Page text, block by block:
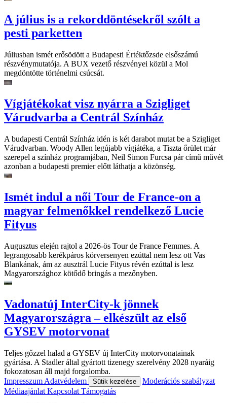
A július is a rekorddöntésekről szólt a
pesti parketten
Júliusban ismét erősödött a Budapesti Értéktőzsde elsőszámú
részvénymutatója. A BUX vezető részvényei közül a Mol
megdöntötte történelmi csúcsát.
Vígjátékokat visz nyárra a Szigliget
Várudvarba a Centrál Színház
A budapesti Centrál Színház idén is két darabot mutat be a Szigliget
Várudvarban. Woody Allen legújabb vígjátéka, a Tiszta őrület már
szerepel a színház programjában, Neil Simon Furcsa pár című művét
azonban a budapesti premier előtt láthatja a közönség.
Ismét indul a női Tour de France-on a
magyar felmenőkkel rendelkező Lucie
Fityus
Augusztus elején rajtol a 2026-ös Tour de France Femmes. A
legrangosabb kerékpáros körversenyen ezúttal nem lesz ott Vas
Blankának, ám az ausztrál Lucie Fityus révén ezúttal is lesz
Magyarországhoz kötődő bringás a mezőnyben.
Vadonatúj InterCity-k jönnek
Magyarországra – elkészült az első
GYSEV motorvonat
Teljes gőzzel halad a GYSEV új InterCity motorvonatainak
gyártása. A Stadler által gyártott tizenegy szerelvény 2028 nyaráig
fokozatosan áll majd forgalomba.
Impresszum Adatvédelem Sütik kezelése
Moderációs szabályzat
Médiaajánlat Kapcsolat Támogatás